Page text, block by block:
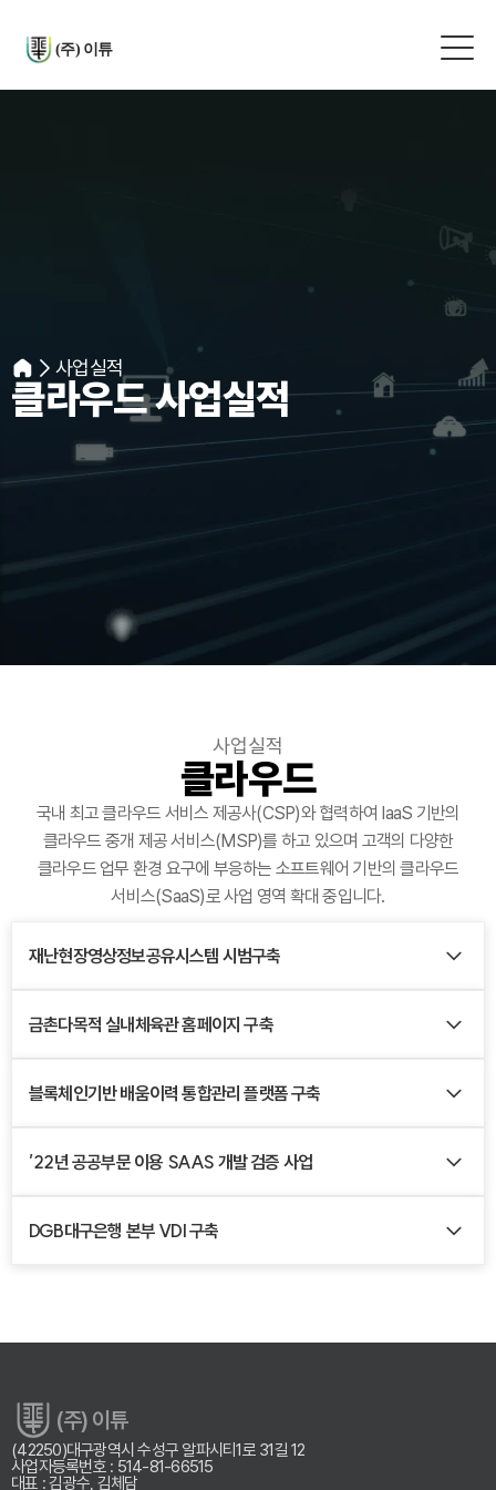
(주) 이튜
사업실적
클라우드 사업실적
사업실적
클라우드
국내 최고 클라우드 서비스 제공사(CSP)와 협력하여 IaaS 기반의
클라우드 중개 제공 서비스(MSP)를 하고 있으며 고객의 다양한
클라우드 업무 환경 요구에 부응하는 소프트웨어 기반의 클라우드
서비스(SaaS)로 사업 영역 확대 중입니다.
재난현장영상정보공유시스템 시범구축
금촌다목적 실내체육관 홈페이지 구축
블록체인기반 배움이력 통합관리 플랫폼 구축
’22년 공공부문 이용 SAAS 개발 검증 사업
DGB대구은행 본부 VDI 구축
(주) 이튜
(42250)대구광역시 수성구 알파시티1로 31길 12
사업자등록번호 : 514-81-66515
대표 : 김광수, 김체담